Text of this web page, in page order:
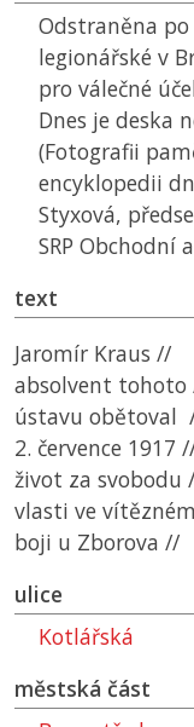
Odstraněna po
legionářské v
pro válečné
Dnes je deska
(Fotografii
encyklopedii
Styxová,
SRP Obchodní
text
Jaromír Kraus //
absolvent tohoto
ústavu obětoval
2. července 1917
život za svobodu
vlasti ve
boji u Zborova //
ulice
Kotlářská
městská část